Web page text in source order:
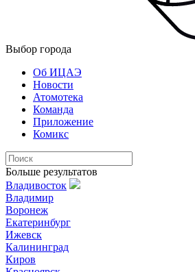
Выбор города
Об ИЦАЭ
Новости
Атомотека
Команда
Приложение
Комикс
Больше результатов
Владивосток
Владимир
Воронеж
Екатеринбург
Ижевск
Калининград
Киров